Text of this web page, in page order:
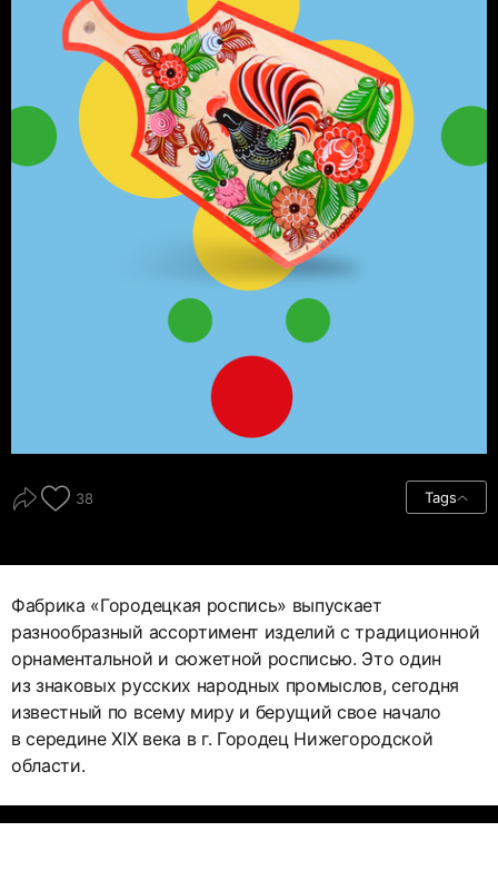
38 Tags
Фабрика «Городецкая роспись» выпускает
разнообразный ассортимент изделий с традиционной
орнаментальной и сюжетной росписью. Это один
из знаковых русских народных промыслов, сегодня
известный по всему миру и берущий свое начало
в середине XIX века в г. Городец Нижегородской
области.